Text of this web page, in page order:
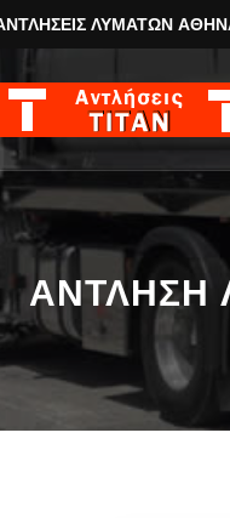
ΛΥΜΑΤΩΝ
ΑΝΤΛΗΣΗ